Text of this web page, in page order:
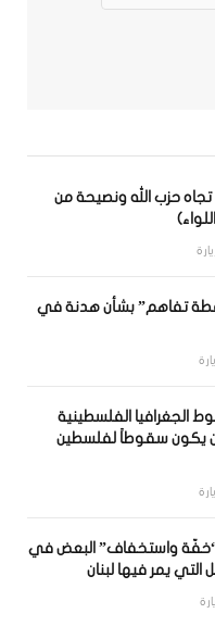
حزب الله ونصيحة من
تفاهم” بشأن هدنة في
الجغرافيا الفلسطينية
لن يكون سقوطاً لفلسطين
“خفّة واستخفاف” البعض في
التي يمر فيها لبنان